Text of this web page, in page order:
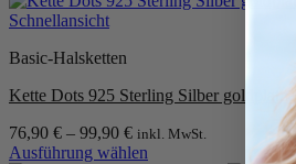
Schnellansicht
Basic-Halsketten
Kette Dots 925 Sterling Silber
76,90 € – 99,90 € inkl. MwSt.
Ausführung wählen